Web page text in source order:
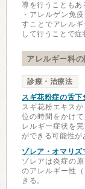
導を行うこともあ
・アレルゲン免
すことでアレル
して行うことで
アレルギー科の
診療・治療法
スギ花粉症の舌下
スギ花粉エキス
位の時間をかけ
レルギー症状を
ができる可能性が
ゾレア・オマリズ
ゾレアは炎症の
のアレルギー性
きる。